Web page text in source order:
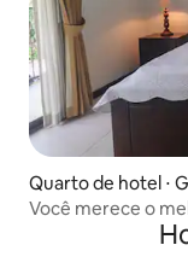
Quarto de hotel ⋅
Você merece o